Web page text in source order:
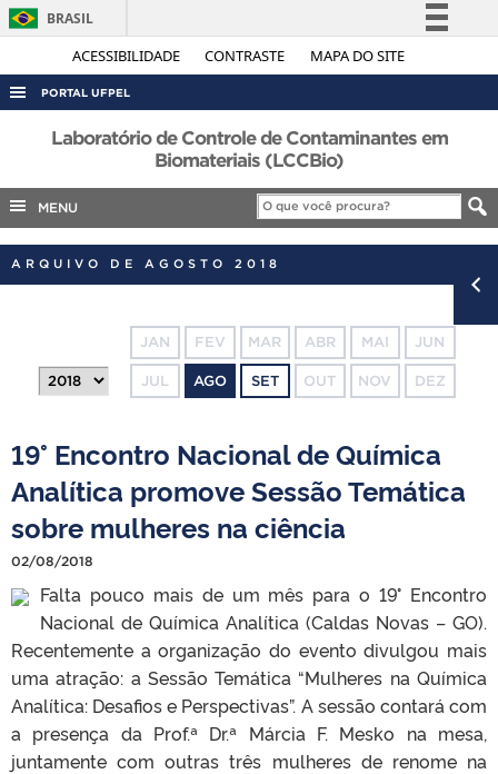
ACESSIBILIDADE CONTRASTE MAPA DO SITE
BRASIL
Simplifique!
Acesso à informação
Legislação
Canais
PORTAL UFPEL
ACESSO À INFORMAÇÃO
COBALTO
CONCURSOS
PORTARIAS
Laboratório de Controle de Contaminantes em
Biomateriais (LCCBio)
MENU
ARQUIVO DE AGOSTO 2018
JAN FEV MAR ABR MAI JUN
JUL AGO SET OUT NOV DEZ
19° Encontro Nacional de Química
Analítica promove Sessão Temática
sobre mulheres na ciência
02/08/2018
Falta pouco mais de um mês para o 19° Encontro
Nacional de Química Analítica (Caldas Novas – GO).
Recentemente a organização do evento divulgou mais
uma atração: a Sessão Temática “Mulheres na Química
Analítica: Desafios e Perspectivas”. A sessão contará com
a presença da Prof.ª Dr.ª Márcia F. Mesko na mesa,
juntamente com outras três mulheres de renome na